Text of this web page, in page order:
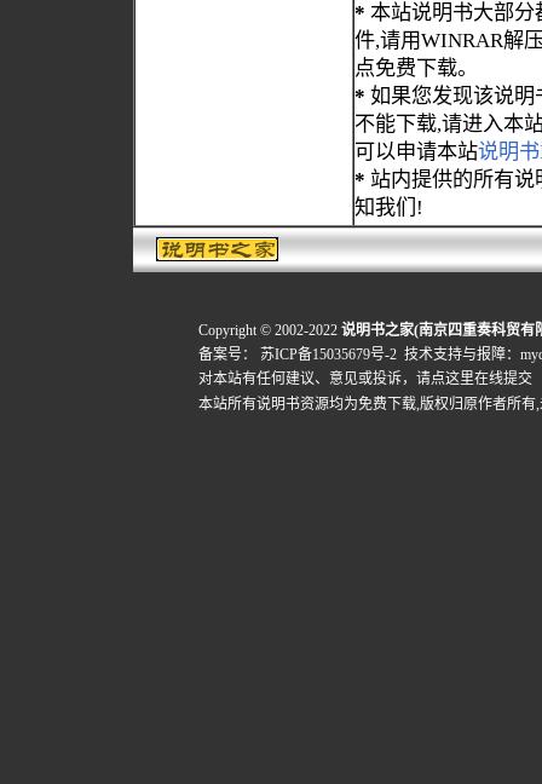
* 本站说明书大部分
件,请用WINRAR解
点免费下载。
* 如果您发现该说明
不能下载,请进入本
可以申请本站说明
* 站内提供的所有
知我们!
Copyright © 2002-2022 说明书之家(南京四重奏科贸有
备案号：
苏ICP备15035679号-2 技术支持与报障：
对本站有任何建议、意见或投诉， 请点这里在线提交
本站所有说明书资源均为免费下载,版权归原作者所